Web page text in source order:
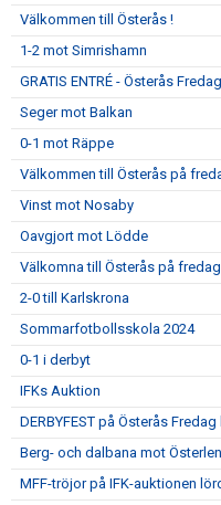
Välkommen till Österås !
1-2 mot Simrishamn
GRATIS ENTRÉ - Österås
Seger mot Balkan
0-1 mot Räppe
Välkommen till Österås på
Vinst mot Nosaby
Oavgjort mot Lödde
Välkomna till Österås på
2-0 till Karlskrona
Sommarfotbollsskola 2024
0-1 i derbyt
IFKs Auktion
DERBYFEST på Österås
Berg- och dalbana mot Österlen
MFF-tröjor på IFK-auktionen